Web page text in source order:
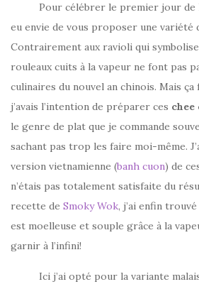
Pour célébrer le premier jour de
eu envie de vous proposer une variété
Contrairement aux ravioli qui
rouleaux cuits à la vapeur ne font pas
culinaires du nouvel an chinois. Mais
j’avais l’intention de préparer ces chee
le genre de plat que je commande
sachant pas trop les faire moi-même.
version vietnamienne (banh cuon) de
n’étais pas totalement satisfaite du
recette de Smoky Wok, j’ai enfin
est moelleuse et souple grâce à la
garnir à l’infini!
Ici j’ai opté pour la variante